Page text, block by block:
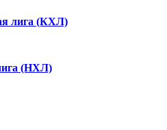
лига (КХЛ)
(НХЛ)